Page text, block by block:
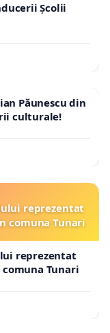
Școlii
Păunescu din
culturale!
reprezentat
comuna Tunari
reprezentat
Tunari